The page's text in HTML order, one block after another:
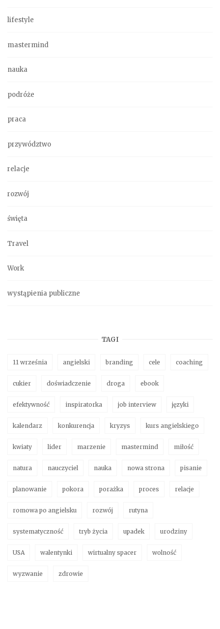
lifestyle
mastermind
nauka
podróże
praca
przywództwo
relacje
rozwój
święta
Travel
Work
wystąpienia publiczne
TAGI
11 września angielski branding cele coaching
cukier doświadczenie droga ebook
efektywność inspiratorka job interview języki
kalendarz konkurencja kryzys kurs angielskiego
kwiaty lider marzenie mastermind miłość
natura nauczyciel nauka nowa strona pisanie
planowanie pokora porażka proces relacje
romowa po angielsku rozwój rutyna
systematyczność tryb życia upadek urodziny
USA walentynki wirtualny spacer wolność
wyzwanie zdrowie